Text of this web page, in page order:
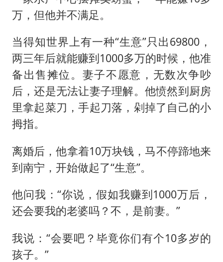
万，但他并不满足。
当得知世界上有一种“生意”只出69800，
两三年后就能赚到1000多万的时候，他准
备出售摊位。妻子不愿意，无数次争吵
后，还是无法让妻子理解。他愤然到厨房
里拿起菜刀，手起刀落，剁掉了自己的小
拇指。
离婚后，他拿着10万块钱，马不停蹄地来
到南宁，开始做起了“生意”。
他问我：“你说，假如我赚到1000万后，
还会要我的老婆吗？不，是前妻。”
我说：“会要吧？毕竟你们有个10多岁的
孩子。”